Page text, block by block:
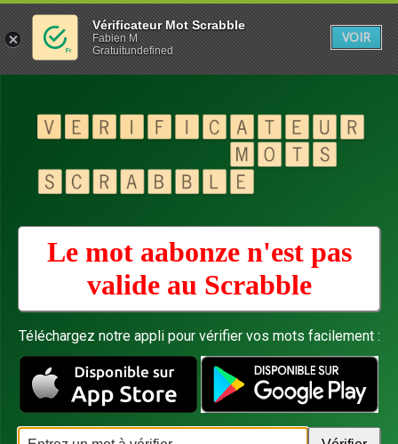
Le mot aabonze n'est pas
valide au Scrabble
Téléchargez notre appli pour vérifier vos mots facilement :
Vérificateur Mot Scrabble
Fabien M
Gratuitundefined
VOIR